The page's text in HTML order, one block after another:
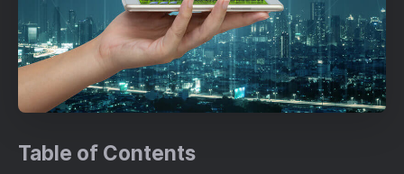
Table of Contents